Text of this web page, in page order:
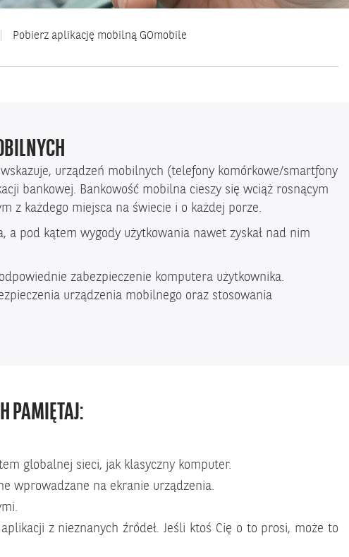
Pobierz aplikację mobilną GOmobile
urządzeń mobilnych (telefony komórkowe/smartfony
bankowej. Bankowość mobilna cieszy się wciąż rosnącym
z każdego miejsca na świecie i o każdej porze.
pod kątem wygody użytkowania nawet zyskał nad nim
zabezpieczenie komputera użytkownika.
urządzenia mobilnego oraz stosowania
PAMIĘTAJ:
globalnej sieci, jak klasyczny komputer.
wprowadzane na ekranie urządzenia.
z nieznanych źródeł. Jeśli ktoś Cię o to prosi, może to